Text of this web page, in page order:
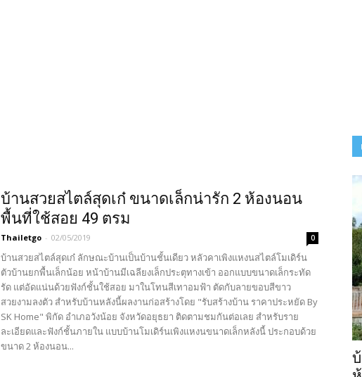
บ้านสวยสไตล์สุดเก๋ ขนาดเล็กน่ารัก 2 ห้องนอน
พื้นที่ใช้สอย 49 ตรม
Thailetgo - 02/05/2019 0
บ้านสวยสไตล์สุดเก๋ ลักษณะบ้านเป็นบ้านชั้นเดียว หลัวคาเพิงแหงนสไตล์โมเดิร์น
ตัวบ้านยกพื้นเล็กน้อย หน้าบ้านมีเฉลียงเล็กประตุทางเข้า ออกแบบขนาดเล็กระทัด
รัด แต่อัดแน่นด้วยฟังก์ชั้นใช้สอย มาในโทนสีเทาอมฟ้า ตัดกับลายขอบสีขาว
สวยงามลงตัว สำหรับบ้านหลังนี้ผลงานก่อสร้างโดย "รับสร้างบ้าน ราคาประหยัด By
SK Home" พิกัด อำเภอวังน้อย จังหวัดอยุธยา ติดตามชมกันต่อเลย สำหรับราย
ละเอียดและฟังก์ชั้นภายใน แบบบ้านโมเดิร์นเพิงแหงนขนาดเล็กหลังนี้ ประกอบด้วย
ขนาด 2 ห้องนอน...